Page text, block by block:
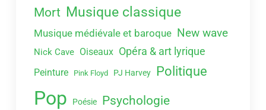
Mort Musique classique
Musique médiévale et baroque New wave
Nick Cave Oiseaux Opéra & art lyrique
Peinture Pink Floyd PJ Harvey Politique
Pop Poésie Psychologie